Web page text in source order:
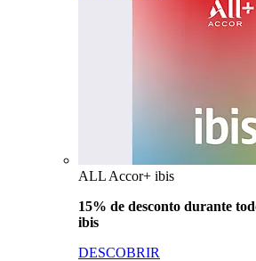
ALL Accor+ ibis
15% de desconto durante
ibis
DESCOBRIR